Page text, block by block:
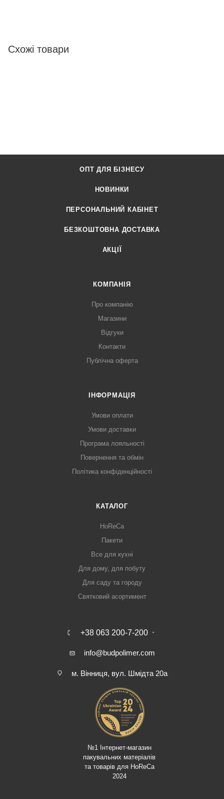
Схожі товари
ОПТ ДЛЯ БІЗНЕСУ
НОВИНКИ
ПЕРСОНАЛЬНИЙ КАБІНЕТ
БЕЗКОШТОВНА ДОСТАВКА
АКЦІЇ
КОМПАНІЯ
Про компанію
Магазини
Відгуки
Контакти
Публічна оферта
ІНФОРМАЦІЯ
Умови оплати
Умови доставки
Програма лояльності
Повернення та обмін
Політика конфіденційності
КАТАЛОГ
HoReCa
Пакети
Все для кухні
Для дому, для побуту
Для саду та городу
Святковий асортимент
+38 063 200-7-200
info@budpolimer.com
м. Вінниця, вул. Шмідта 20а
№1 Інтернет-магазин
пакувальних матеріалів
та товарів для HoReCa
2024